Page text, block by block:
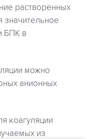
растворенных
значительное
БПК в
можно
анионных
коагуляции
из